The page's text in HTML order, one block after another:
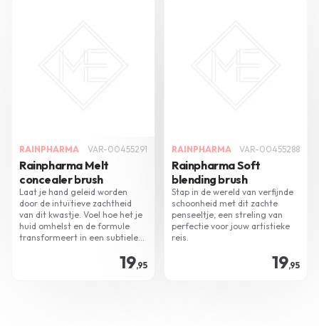
RAINPHARMA VAR-00455291
Rainpharma Melt
concealer brush
Laat je hand geleid worden
door de intuïtieve zachtheid
van dit kwastje. Voel hoe het je
huid omhelst en de formule
transformeert in een subtiele
19,95
RAINPHARMA VAR-00455288
Rainpharma Soft
blending brush
Stap in de wereld van verfijnde
schoonheid met dit zachte
penseeltje, een streling van
perfectie voor jouw artistieke
reis.
19,95